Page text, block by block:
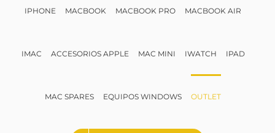
IPHONE MACBOOK MACBOOK PRO MACBOOK AIR
IMAC ACCESORIOS APPLE MAC MINI IWATCH IPAD
MAC SPARES EQUIPOS WINDOWS OUTLET